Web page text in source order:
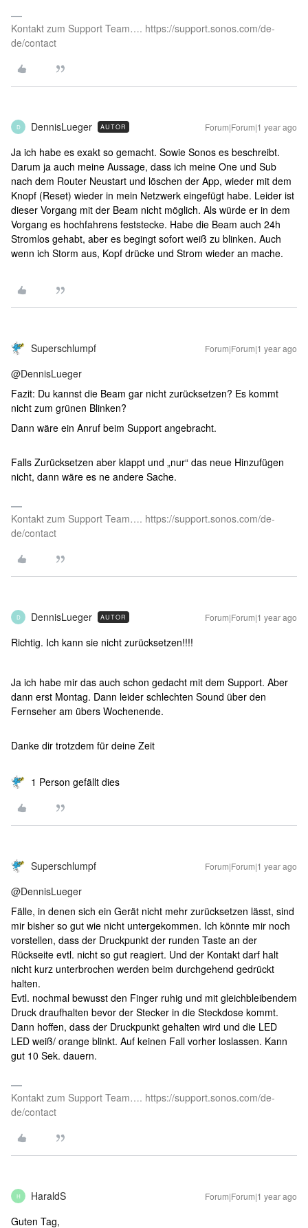
Kontakt zum Support Team…. https://support.sonos.com/de-
de/contact
D DennisLueger AUTOR Forum|Forum|1 year ago
Ja ich habe es exakt so gemacht. Sowie Sonos es beschreibt.
Darum ja auch meine Aussage, dass ich meine One und Sub
nach dem Router Neustart und löschen der App, wieder mit dem
Knopf (Reset) wieder in mein Netzwerk eingefügt habe. Leider ist
dieser Vorgang mit der Beam nicht möglich. Als würde er in dem
Vorgang es hochfahrens feststecke. Habe die Beam auch 24h
Stromlos gehabt, aber es begingt sofort weiß zu blinken. Auch
wenn ich Storm aus, Kopf drücke und Strom wieder an mache.
Superschlumpf Forum|Forum|1 year ago
@DennisLueger
Fazit: Du kannst die Beam gar nicht zurücksetzen? Es kommt
nicht zum grünen Blinken?
Dann wäre ein Anruf beim Support angebracht.
Falls Zurücksetzen aber klappt und „nur“ das neue Hinzufügen
nicht, dann wäre es ne andere Sache.
Kontakt zum Support Team…. https://support.sonos.com/de-
de/contact
D DennisLueger AUTOR Forum|Forum|1 year ago
Richtig. Ich kann sie nicht zurücksetzen!!!!
Ja ich habe mir das auch schon gedacht mit dem Support. Aber
dann erst Montag. Dann leider schlechten Sound über den
Fernseher am übers Wochenende.
Danke dir trotzdem für deine Zeit
1 Person gefällt dies
Superschlumpf Forum|Forum|1 year ago
@DennisLueger
Fälle, in denen sich ein Gerät nicht mehr zurücksetzen lässt, sind
mir bisher so gut wie nicht untergekommen. Ich könnte mir noch
vorstellen, dass der Druckpunkt der runden Taste an der
Rückseite evtl. nicht so gut reagiert. Und der Kontakt darf halt
nicht kurz unterbrochen werden beim durchgehend gedrückt
halten.
Evtl. nochmal bewusst den Finger ruhig und mit gleichbleibendem
Druck draufhalten bevor der Stecker in die Steckdose kommt.
Dann hoffen, dass der Druckpunkt gehalten wird und die LED
LED weiß/ orange blinkt. Auf keinen Fall vorher loslassen. Kann
gut 10 Sek. dauern.
Kontakt zum Support Team…. https://support.sonos.com/de-
de/contact
H HaraldS Forum|Forum|1 year ago
Guten Tag,